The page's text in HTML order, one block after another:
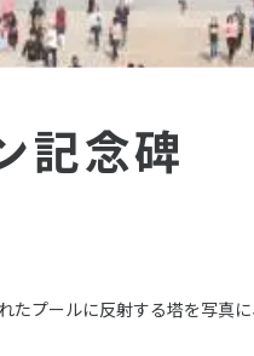
記念碑
たプールに反射する塔を写真